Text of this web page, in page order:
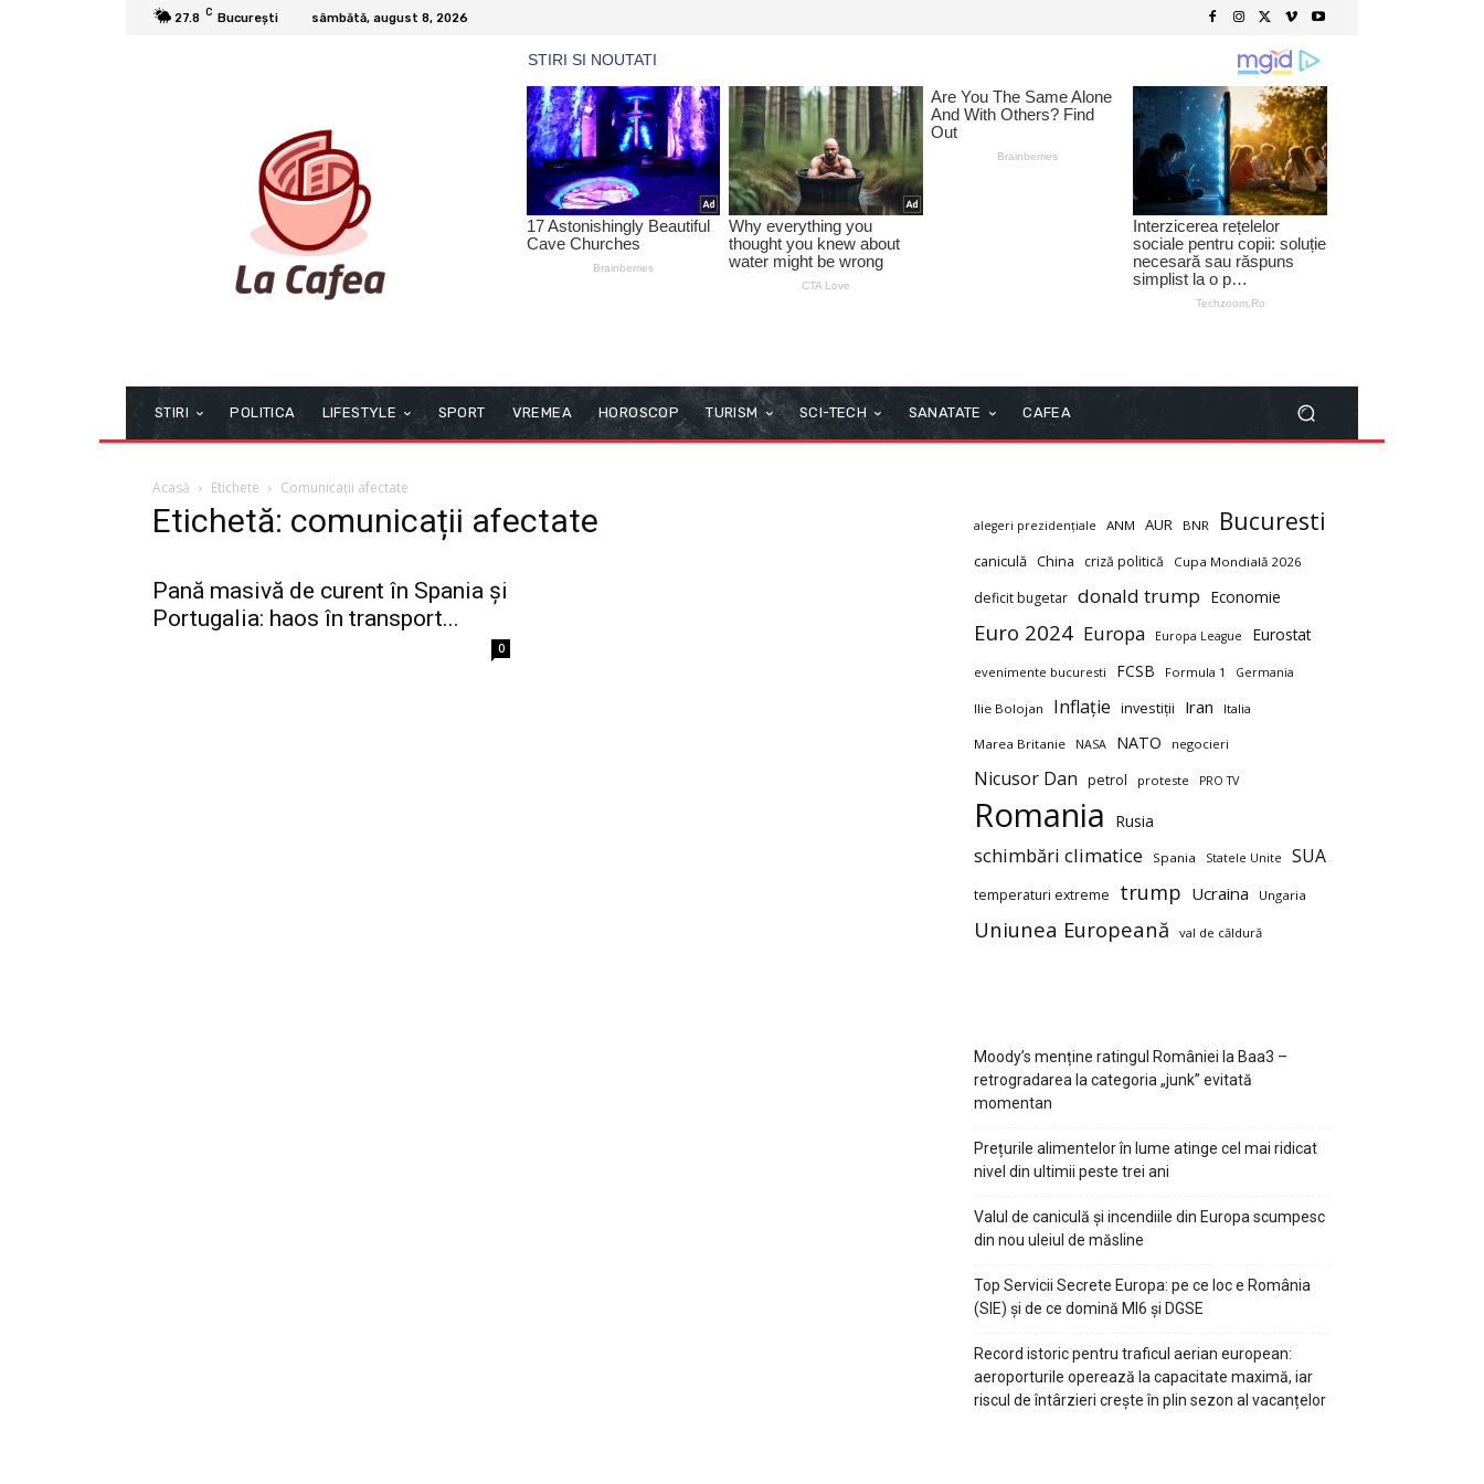
27.8 C București sâmbătă, august 8, 2026
STIRI POLITICA LIFESTYLE SPORT VREMEA HOROSCOP TURISM SCI-TECH SANATATE CAFEA
Acasă Etichete Comunicații afectate
Etichetă: comunicații afectate
Pană masivă de curent în Spania și
Portugalia: haos în transport...
0
alegeri prezidențiale ANM AUR BNR Bucuresti
caniculă China criză politică Cupa Mondială 2026
deficit bugetar donald trump Economie
Euro 2024 Europa Europa League Eurostat
evenimente bucuresti FCSB Formula 1 Germania
Ilie Bolojan Inflație investiții Iran Italia
Marea Britanie NASA NATO negocieri
Nicusor Dan petrol proteste PRO TV
Romania Rusia
schimbări climatice Spania Statele Unite SUA
temperaturi extreme trump Ucraina Ungaria
Uniunea Europeană val de căldură
Moody’s menține ratingul României la Baa3 –
retrogradarea la categoria „junk” evitată
momentan
Prețurile alimentelor în lume atinge cel mai ridicat
nivel din ultimii peste trei ani
Valul de caniculă și incendiile din Europa scumpesc
din nou uleiul de măsline
Top Servicii Secrete Europa: pe ce loc e România
(SIE) și de ce domină MI6 și DGSE
Record istoric pentru traficul aerian european:
aeroporturile operează la capacitate maximă, iar
riscul de întârzieri crește în plin sezon al vacanțelor